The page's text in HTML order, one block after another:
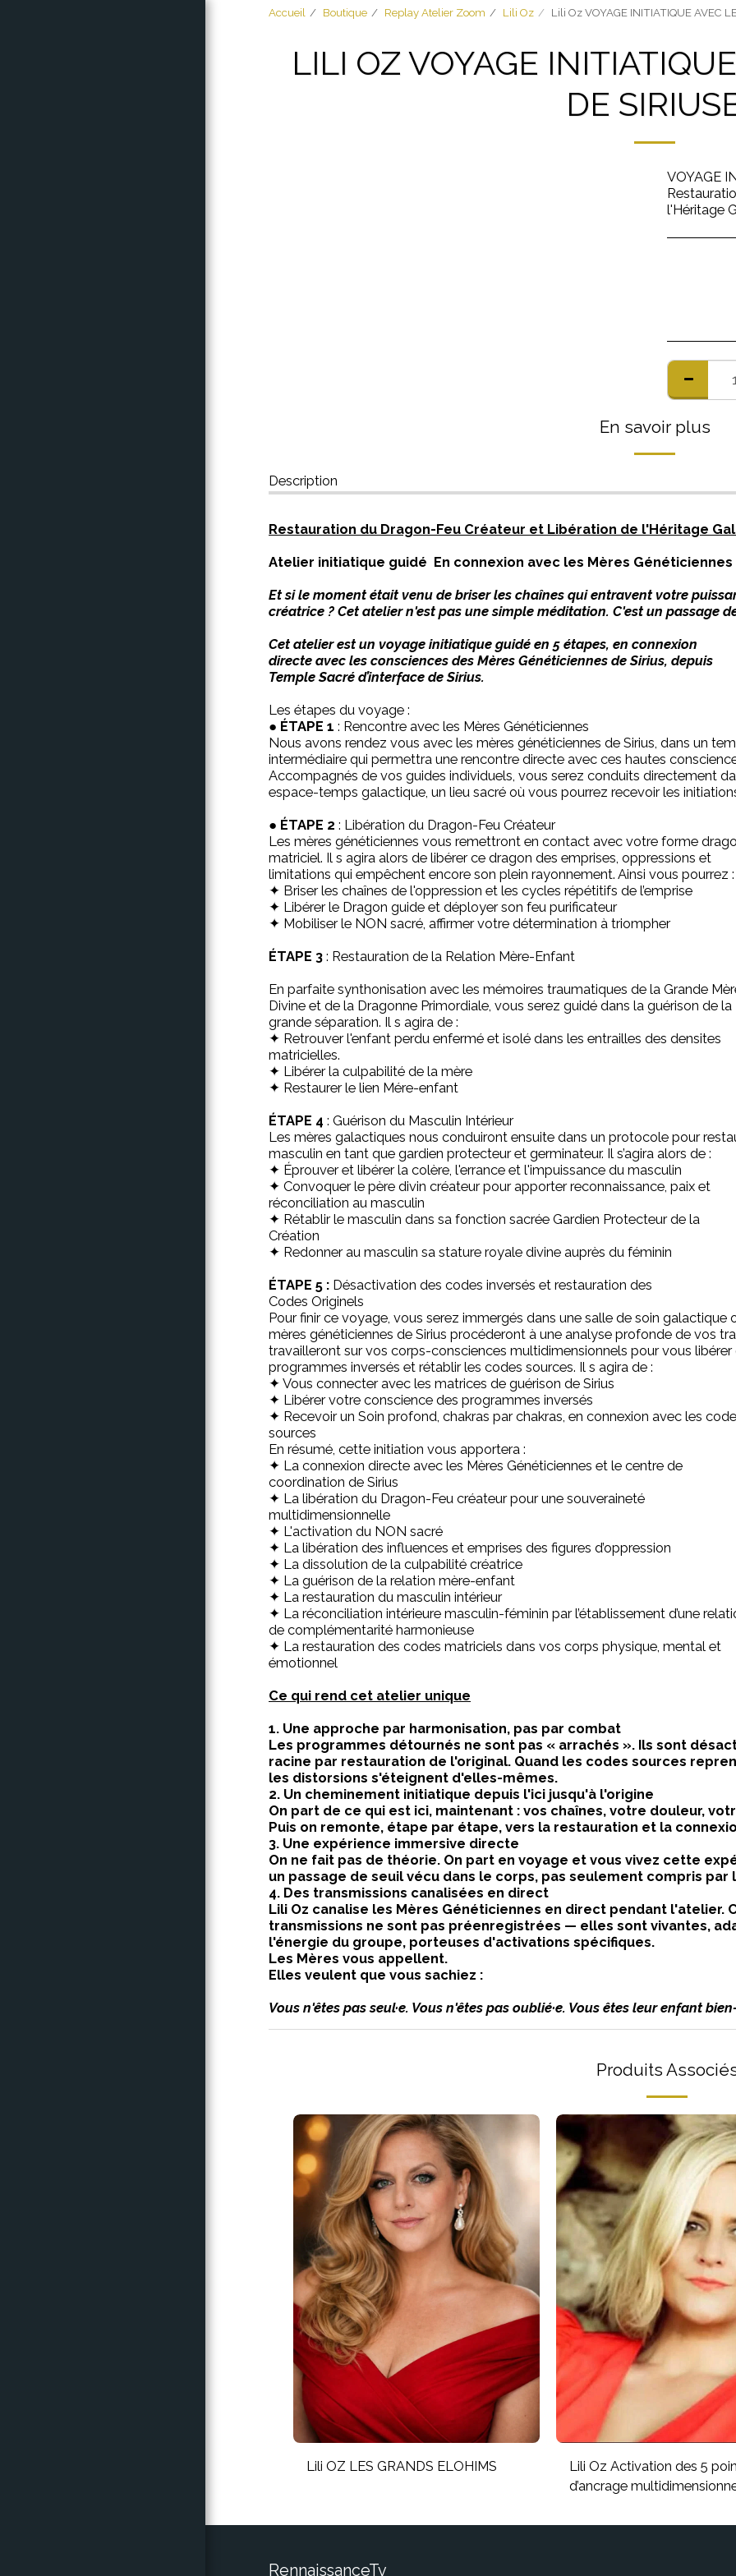
Accueil Boutique Replay Atelier Zoom Lili Oz Lili Oz VOYAGE INITIATIQUE AVEC
LILI OZ VOYAGE
DE
VOYAGE
l'Héritage
En savoir plus
Description
Restauration du Dragon-Feu Créateur et Libération de l'Héritage
Atelier initiatique guidé En connexion avec les Mères
Et si le moment était venu de briser les chaînes qui entravent votre
créatrice ? Cet atelier n'est pas une simple méditation. C'est un passage
Cet atelier est un voyage initiatique guidé en 5 étapes, en connexion
directe avec les consciences des Mères Généticiennes de Sirius, depuis
Temple Sacré d’interface de Sirius.
Les étapes du voyage :
● ÉTAPE 1 : Rencontre avec les Mères Généticiennes
Nous avons rendez vous avec les mères généticiennes de Sirius, dans un
intermédiaire qui permettra une rencontre directe avec ces hautes
Accompagnés de vos guides individuels, vous serez conduits directement
espace-temps galactique, un lieu sacré où vous pourrez recevoir les
● ÉTAPE 2 : Libération du Dragon-Feu Créateur
Les mères généticiennes vous remettront en contact avec votre forme
matriciel. Il s agira alors de libérer ce dragon des emprises, oppressions et
limitations qui empêchent encore son plein rayonnement. Ainsi vous pourrez :
✦ Briser les chaînes de l'oppression et les cycles répétitifs de l’emprise
✦ Libérer le Dragon guide et déployer son feu purificateur
✦ Mobiliser le NON sacré, affirmer votre détermination à triompher
ÉTAPE 3 : Restauration de la Relation Mère-Enfant
En parfaite synthonisation avec les mémoires traumatiques de la Grande
Divine et de la Dragonne Primordiale, vous serez guidé dans la guérison de la
grande séparation. Il s agira de :
✦ Retrouver l'enfant perdu enfermé et isolé dans les entrailles des densites
matricielles.
✦ Libérer la culpabilité de la mère
✦ Restaurer le lien Mére-enfant
ÉTAPE 4 : Guérison du Masculin Intérieur
Les mères galactiques nous conduiront ensuite dans un protocole pour
masculin en tant que gardien protecteur et germinateur. Il s’agira alors de :
✦ Éprouver et libérer la colère, l'errance et l'impuissance du masculin
✦ Convoquer le père divin créateur pour apporter reconnaissance, paix et
réconciliation au masculin
✦ Rétablir le masculin dans sa fonction sacrée Gardien Protecteur de la
Création
✦ Redonner au masculin sa stature royale divine auprès du féminin
ÉTAPE 5 : Désactivation des codes inversés et restauration des
Codes Originels
Pour finir ce voyage, vous serez immergés dans une salle de soin galactique
mères généticiennes de Sirius procéderont à une analyse profonde de vos
travailleront sur vos corps-consciences multidimensionnels pour vous libérer
programmes inversés et rétablir les codes sources. Il s agira de :
✦ Vous connecter avec les matrices de guérison de Sirius
✦ Libérer votre conscience des programmes inversés
✦ Recevoir un Soin profond, chakras par chakras, en connexion avec les
sources
En résumé, cette initiation vous apportera :
✦ La connexion directe avec les Mères Généticiennes et le centre de
coordination de Sirius
✦ La libération du Dragon-Feu créateur pour une souveraineté
multidimensionnelle
✦ L'activation du NON sacré
✦ La libération des influences et emprises des figures d’oppression
✦ La dissolution de la culpabilité créatrice
✦ La guérison de la relation mère-enfant
✦ La restauration du masculin intérieur
✦ La réconciliation intérieure masculin-féminin par l’établissement d’une
de complémentarité harmonieuse
✦ La restauration des codes matriciels dans vos corps physique, mental et
émotionnel
Ce qui rend cet atelier unique
1. Une approche par harmonisation, pas par combat
Les programmes détournés ne sont pas « arrachés ». Ils sont
racine par restauration de l'original. Quand les codes sources
les distorsions s'éteignent d'elles-mêmes.
2. Un cheminement initiatique depuis l'ici jusqu'à l'origine
On part de ce qui est ici, maintenant : vos chaînes, votre douleur,
Puis on remonte, étape par étape, vers la restauration et la
3. Une expérience immersive directe
On ne fait pas de théorie. On part en voyage et vous vivez cette
un passage de seuil vécu dans le corps, pas seulement compris par
4. Des transmissions canalisées en direct
Lili Oz canalise les Mères Généticiennes en direct pendant l'atelier.
transmissions ne sont pas préenregistrées — elles sont vivantes,
l'énergie du groupe, porteuses d'activations spécifiques.
Les Mères vous appellent.
Elles veulent que vous sachiez :
Vous n'êtes pas seul·e. Vous n'êtes pas oublié·e. Vous êtes leur enfant
Produits
Lili OZ LES GRANDS ELOHIMS
Lili Oz Activation des 5
d’ancrage
RennaissanceTv